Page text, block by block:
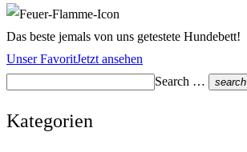
Das beste jemals von uns getestete Hundebett!
Unser FavoritJetzt ansehen
Search …
search
Kategorien